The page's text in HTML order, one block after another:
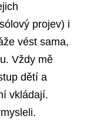
projev) i
vést sama,
Vždy mě
dětí a
vkládají.